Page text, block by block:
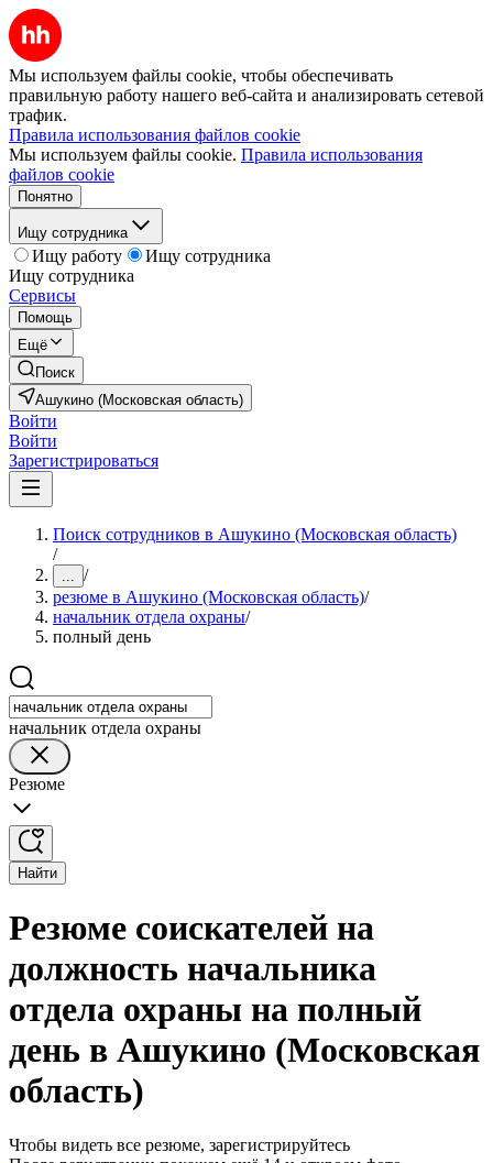
Мы используем файлы cookie, чтобы обеспечивать
правильную работу нашего веб-сайта и анализировать сетевой
трафик.
Правила использования файлов cookie
Мы используем файлы cookie. Правила использования
файлов cookie
Понятно
Ищу сотрудника
Ищу работу
Ищу сотрудника
Ищу сотрудника
Сервисы
Помощь
Ещё
Поиск
Ашукино (Московская область)
Войти
Войти
Зарегистрироваться
Поиск сотрудников в Ашукино (Московская область)
/
... /
резюме в Ашукино (Московская область)/
начальник отдела охраны/
полный день
начальник отдела охраны
Резюме
Найти
Резюме соискателей на
должность начальника
отдела охраны на полный
день в Ашукино (Московская
область)
Чтобы видеть все резюме, зарегистрируйтесь